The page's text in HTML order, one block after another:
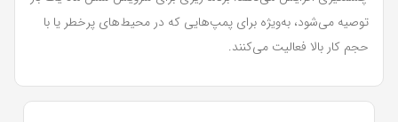
توصیه می‌شود، به‌ویژه برای پمپ‌هایی که در محیط‌های پرخطر یا با
حجم کار بالا فعالیت می‌کنند.